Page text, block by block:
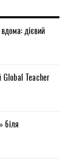
дієвий
Global Teacher
біля